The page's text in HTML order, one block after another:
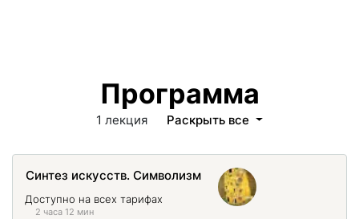
Программа
1 лекция Раскрыть все
Синтез искусств. Символизм
Доступно на всех тарифах
2 часа 12 мин